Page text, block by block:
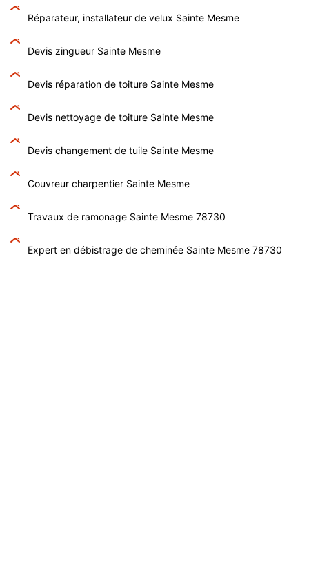
Réparateur, installateur de velux Sainte Mesme
Devis zingueur Sainte Mesme
Devis réparation de toiture Sainte Mesme
Devis nettoyage de toiture Sainte Mesme
Devis changement de tuile Sainte Mesme
Couvreur charpentier Sainte Mesme
Travaux de ramonage Sainte Mesme 78730
Expert en débistrage de cheminée Sainte Mesme 78730